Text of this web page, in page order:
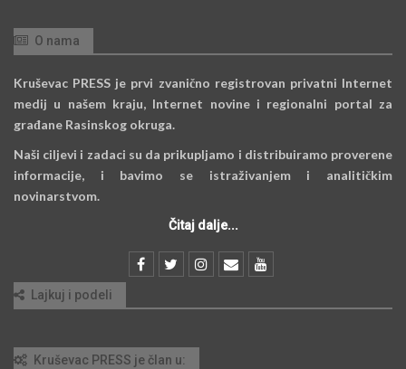
O nama
Kruševac PRESS je prvi zvanično registrovan privatni Internet
medij u našem kraju, Internet novine i regionalni portal za
građane Rasinskog okruga.
Naši ciljevi i zadaci su da prikupljamo i distribuiramo proverene
informacije, i bavimo se istraživanjem i analitičkim
novinarstvom.
Čitaj dalje...
Lajkuj i podeli
Kruševac PRESS je član u: